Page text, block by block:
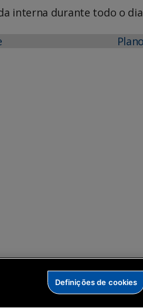
interna durante todo o
Definições de cookies